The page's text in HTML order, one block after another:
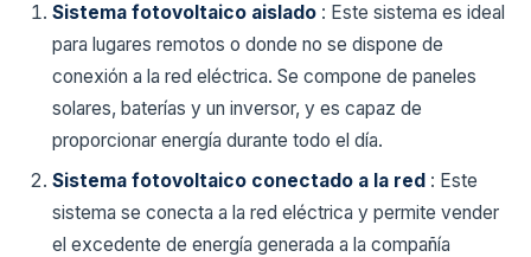
Sistema fotovoltaico aislado : Este sistema es ideal
para lugares remotos o donde no se dispone de
conexión a la red eléctrica. Se compone de paneles
solares, baterías y un inversor, y es capaz de
proporcionar energía durante todo el día.
Sistema fotovoltaico conectado a la red : Este
sistema se conecta a la red eléctrica y permite vender
el excedente de energía generada a la compañía